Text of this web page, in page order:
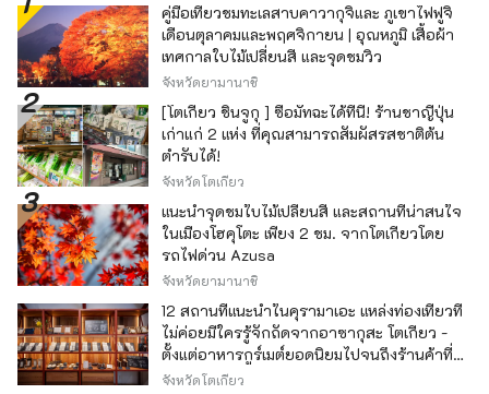
คู่มือเที่ยวชมทะเลสาบคาวากุจิและ ภูเขาไฟฟูจิ
เดือนตุลาคมและพฤศจิกายน | อุณหภูมิ เสื้อผ้า
เทศกาลใบไม้เปลี่ยนสี และจุดชมวิว
จังหวัดยามานาชิ
[โตเกียว ชินจูกุ ] ซื้อมัทฉะได้ที่นี่! ร้านชาญี่ปุ่น
เก่าแก่ 2 แห่ง ที่คุณสามารถสัมผัสรสชาติต้น
ตำรับได้!
จังหวัดโตเกียว
แนะนำจุดชมใบไม้เปลี่ยนสี และสถานที่น่าสนใจ
ในเมืองโฮคุโตะ เพียง 2 ชม. จากโตเกียวโดย
รถไฟด่วน Azusa
จังหวัดยามานาชิ
12 สถานที่แนะนำในคุรามาเอะ แหล่งท่องเที่ยวที่
ไม่ค่อยมีใครรู้จักถัดจากอาซากุสะ โตเกียว -
ตั้งแต่อาหารกูร์เมต์ยอดนิยมไปจนถึงร้านค้าที่มี
เอกลักษณ์ -
จังหวัดโตเกียว